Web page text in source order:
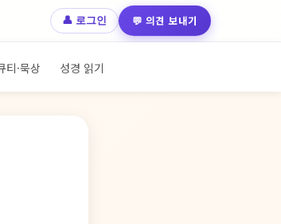
👤 로그인 💬 의견 보내기
티·묵상 성경 읽기